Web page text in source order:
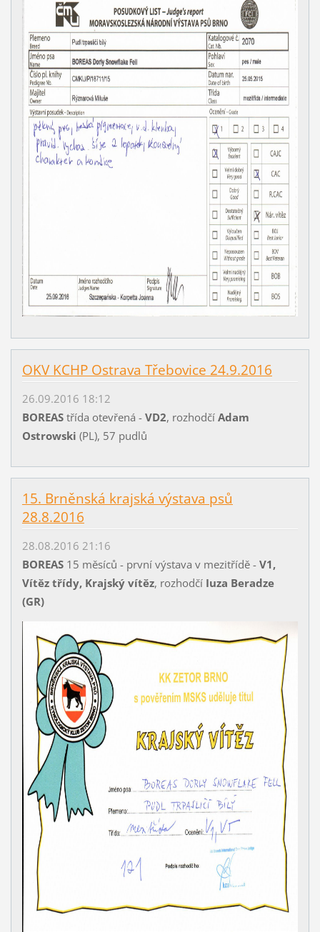
OKV KCHP Ostrava Třebovice 24.9.2016
26.09.2016 18:12
BOREAStřída otevřená - VD2, rozhodčí Adam
Ostrowski (PL), 57 pudlů
15. Brněnská krajská výstava psů
28.8.2016
28.08.2016 21:16
BOREAS15 měsíců - první výstava v mezitřídě - V1,
Vítěz třídy, Krajský vítěz, rozhodčí Iuza Beradze
(GR)